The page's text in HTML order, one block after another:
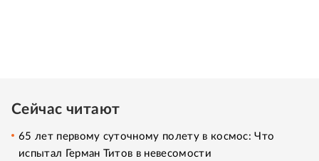
Сейчас читают
65 лет первому суточному полету в космос: Что
испытал Герман Титов в невесомости